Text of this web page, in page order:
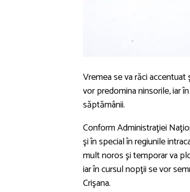
Vremea se va răci
vor predomina ninsorile, iar
săptămânii.
Conform Administraţiei
şi în special în regiunile
mult noros şi temporar va
iar în cursul nopţii se vor
Crişana.